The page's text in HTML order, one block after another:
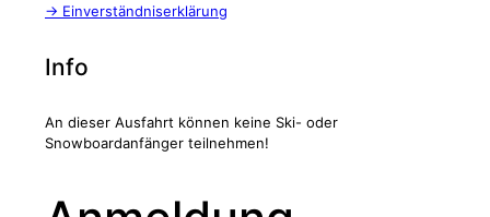
-> Einverständniserklärung
Info
An dieser Ausfahrt können keine Ski- oder
Snowboardanfänger teilnehmen!